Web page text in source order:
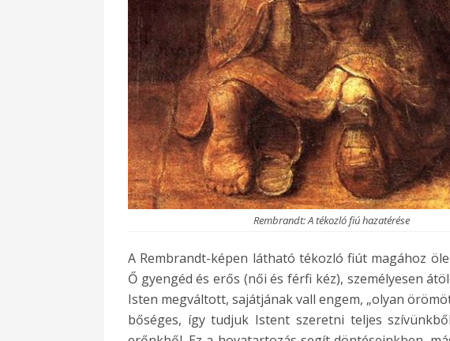
Rembrandt: A tékozló fiú hazatérése
A Rembrandt-képen látható tékozló fiút magához
Ő gyengéd és erős (női és férfi kéz), személyesen
Isten megváltott, sajátjának vall engem, „olyan
bőséges, így tudjuk Istent szeretni teljes